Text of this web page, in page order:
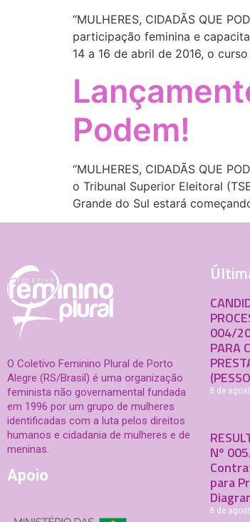
“MULHERES, CIDADÃS QUE
participação feminina e
14 a 16 de abril de 2016, o
Podem!
“MULHERES, CIDADÃS QUE
o Tribunal Superior Eleitoral
Grande do Sul estará
O Coletivo Feminino Plural de Porto
Alegre (RS/Brasil) é uma organização
feminista não governamental fundada
em 1996 por um grupo de mulheres
identificadas com a luta pelos direitos
humanos e cidadania de mulheres e de
meninas.
Apoio
004/
PARA
6 de
Nº
para
6 de